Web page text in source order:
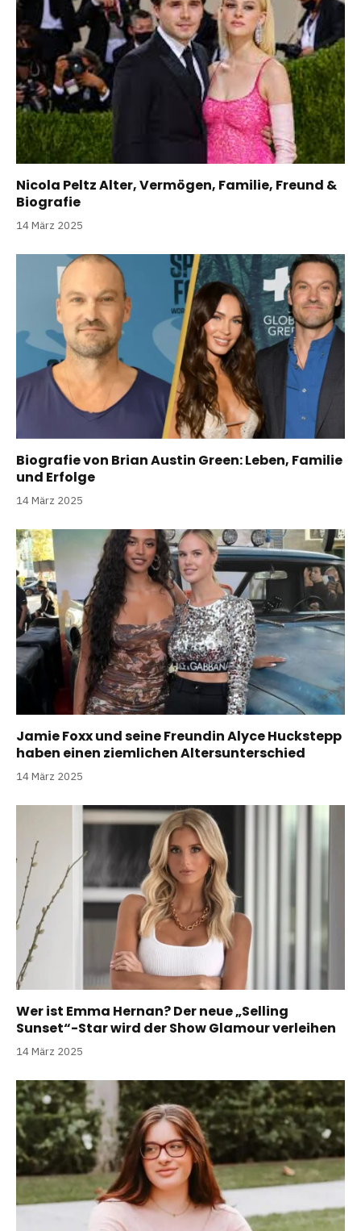
Nicola Peltz Alter, Vermögen, Familie, Freund &
Biografie
14 März 2025
Biografie von Brian Austin Green: Leben, Familie
und Erfolge
14 März 2025
Jamie Foxx und seine Freundin Alyce Huckstepp
haben einen ziemlichen Altersunterschied
14 März 2025
Wer ist Emma Hernan? Der neue „Selling
Sunset“-Star wird der Show Glamour verleihen
14 März 2025